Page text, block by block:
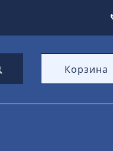
Корзина